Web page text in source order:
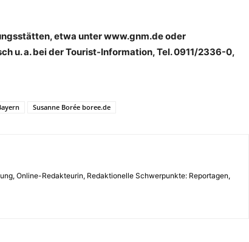
etwa unter www.gnm.de oder
u. a. bei der Tourist-Information, Tel. 0911/2336-0,
Susanne Borée boree.de
Online-Redakteurin, Redaktionelle Schwerpunkte: Reportagen,